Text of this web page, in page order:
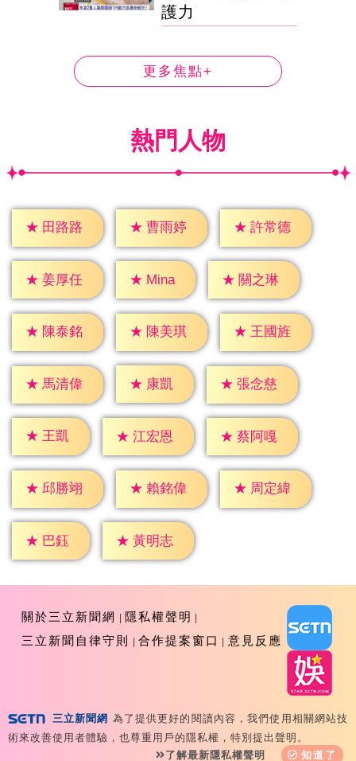
護力
更多焦點+
熱門人物
★ 田路路 ★ 曹雨婷 ★ 許常德
★ 姜厚任 ★ Mina ★ 關之琳
★ 陳泰銘 ★ 陳美琪 ★ 王國旌
★ 馬清偉 ★ 康凱 ★ 張念慈
★ 王凱 ★ 江宏恩 ★ 蔡阿嘎
★ 邱勝翊 ★ 賴銘偉 ★ 周定緯
★ 巴鈺 ★ 黃明志
關於三立新聞網
隱私權聲明
三立新聞自律守則
合作提案窗口 意見反應
Copyright ©2026 Sanlih E-Television All Rights
Reserved 版權所有 盜用必究 台北市內湖區舊宗路一段159
三立新聞網 為了提供更好的閱讀內容，我們使用相關網站技
術來改善使用者體驗，也尊重用戶的隱私權，特別提出聲明。
了解最新隱私權聲明
知道了